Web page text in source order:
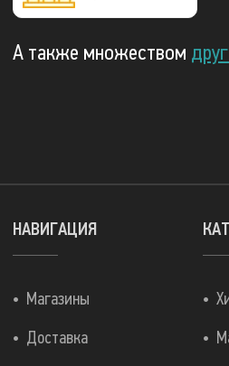
А также множеством
НАВИГАЦИЯ
Магазины
Доставка